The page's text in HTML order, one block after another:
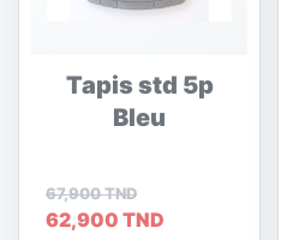
Tapis std 5p
Bleu
67,900 TND
62,900 TND